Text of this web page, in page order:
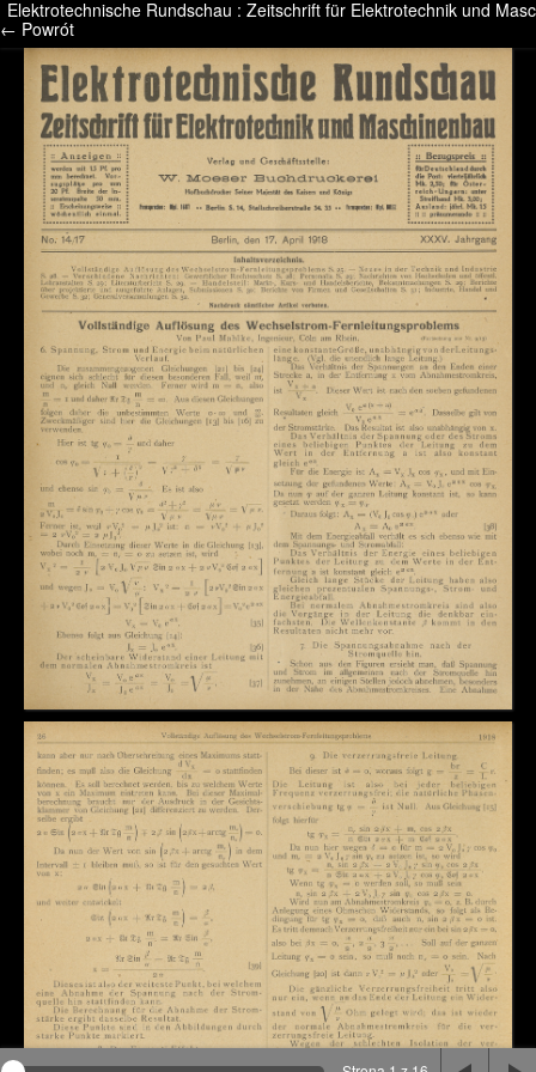
/* */ /* */ /* pliki_strona_po_stronie */
Elektrotechnische Rundschau : Zeitschrift für Elektrotechnik und
← Powrót
Na stronie wykorzystywane są pliki cookie, bądź
podobne rozwiązania. Aby poznać szczegóły zapoznaj
się zpolityką prywatności.